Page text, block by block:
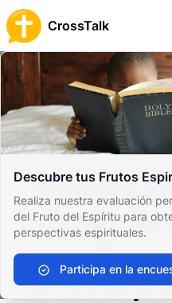
CrossTalk
Descubre tus Frutos
Realiza nuestra evaluación
del Fruto del Espíritu para
perspectivas espirituales.
Participa en la
Inicio
Archivo de Preguntas
Eventos y Símbolos
Ritos Cristianos
¿Cuáles son algunas
¿Cuáles
formas de
los niños
en esta